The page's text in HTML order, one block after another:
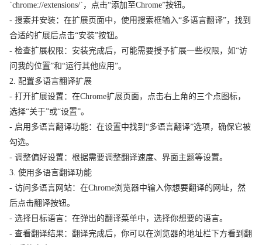
`chrome://extensions/`，点击“添加至Chrome”按钮。
- 搜索并安装：在扩展页面中，使用搜索框输入“多语言翻译”，找到
合适的扩展后点击“安装”按钮。
- 检查扩展权限：安装完成后，可能需要授予扩展一些权限，如“访
问我的位置”和“运行其他应用”。
2. 配置多语言翻译扩展
- 打开扩展设置：在Chrome扩展页面，点击右上角的三个点图标，
选择“关于”或“设置”。
- 启用多语言翻译功能：在设置中找到“多语言翻译”选项，确保它被
勾选。
- 调整偏好设置：根据需要调整翻译速度、界面主题等设置。
3. 使用多语言翻译功能
- 访问多语言网站：在Chrome浏览器中输入你想要翻译的网址，然
后点击翻译按钮。
- 选择目标语言：在弹出的翻译菜单中，选择你想要的语言。
- 查看翻译结果：翻译完成后，你可以在浏览器的地址栏下方看到翻